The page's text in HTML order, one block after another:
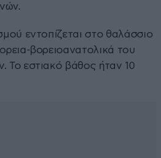
εντοπίζεται στο θαλάσσιο
βορειοανατολικά του
Το εστιακό βάθος ήταν 10